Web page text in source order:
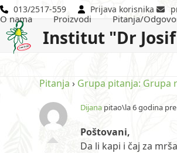
Skip
to
content
013/2517-559 Prijava korisnika
Institut "Dr
O nama Proizvodi Pitanja/
Pitanja › Grupa pitanja: Grupa
Dijana pitao\la 6 godina pre
Poštovani,
Da li kapi i čaj za